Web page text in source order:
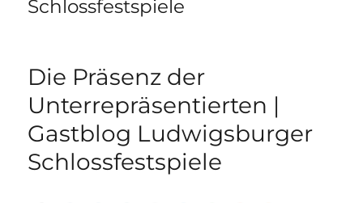
Schlossfestspiele
Die Präsenz der
Unterrepräsentierten |
Gastblog Ludwigsburger
Schlossfestspiele